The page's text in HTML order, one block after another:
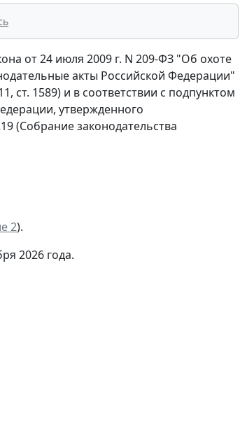
от 24 июля 2009 г. N 209-ФЗ "Об охоте
акты Российской Федерации"
ст. 1589) и в соответствии с подпунктом
утвержденного
(Собрание законодательства
2).
2026 года.